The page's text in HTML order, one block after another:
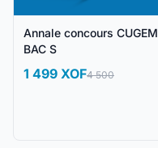
Annale concours CUGEM
BAC S
1 499 XOF4 500